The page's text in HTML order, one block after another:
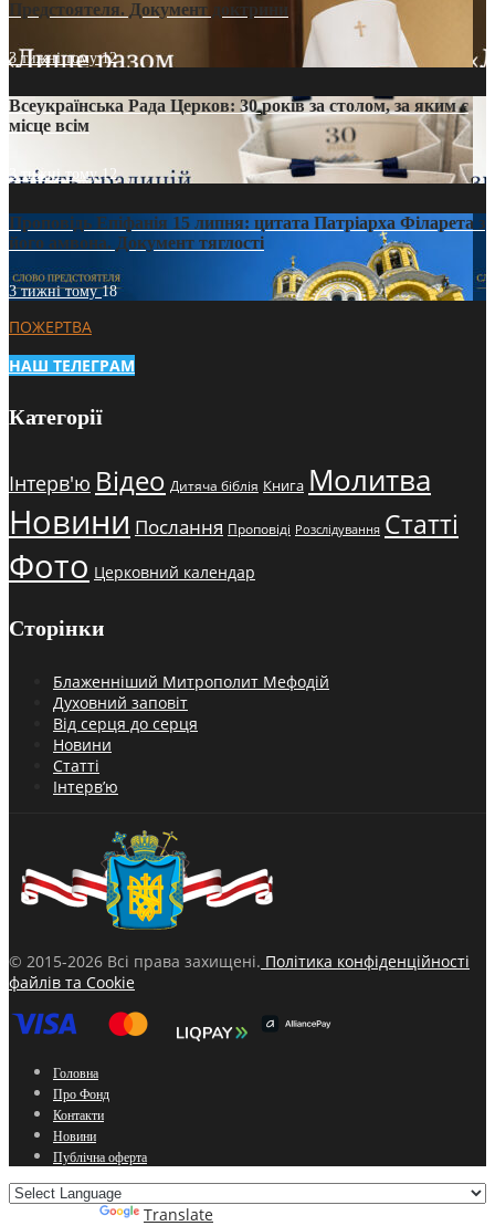
Предстоятеля. Документ доктрини
3 тижні тому12
Всеукраїнська Рада Церков: 30 років за столом, за яким є
місце всім
3 тижні тому12
Проповідь Епіфанія 15 липня: цитата Патріарха Філарета з
його амвона. Документ тяглості
3 тижні тому18
ПОЖЕРТВА
НАШ ТЕЛЕГРАМ
Категорії
Інтерв'ю Відео Дитяча біблія Книга Молитва
Новини Послання Проповіді Розслідування Статті
Фото Церковний календар
Сторінки
Блаженніший Митрополит Мефодій
Духовний заповіт
Від серця до серця
Новини
Статті
Інтерв’ю
© 2015-2026 Всі права захищені. Політика конфіденційності
файлів та Cookie
Головна
Про Фонд
Контакти
Новини
Публічна оферта
Translate